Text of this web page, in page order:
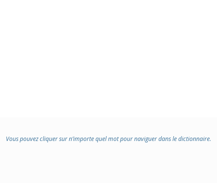
Vous pouvez cliquer sur n’importe quel mot pour naviguer dans le dictionnaire.